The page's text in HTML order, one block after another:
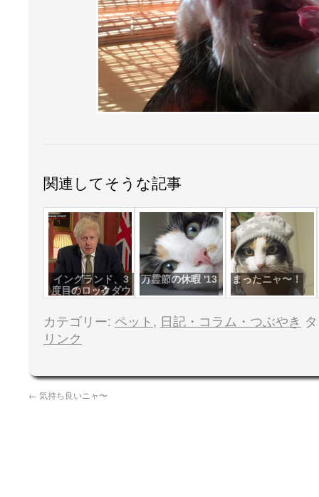
関連してそうな記事
イングランド、3
度目のロックダウ
ン
万霊節の休暇 '13 まったニャ〜！
カテゴリー: ペット , 日記・コラム・つぶやき
リンク
← 気持ち良いニャ〜